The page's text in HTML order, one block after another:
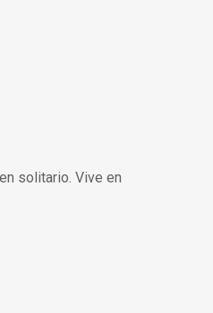
solitario. Vive en